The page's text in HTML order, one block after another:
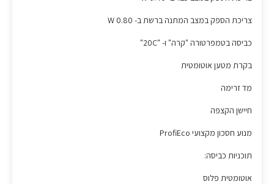
צריכת הספק במצב המתנה ברשת ב- W 0.80
כביסה בטמפרטורה "קרה" ו- "20C"
בקרת מטען אוטומטית
מד זרימה
חיישן הקצפה
מנוע חסכון מקצועי ProfiEco
תוכניות כביסה:
אוטומטית פלוס